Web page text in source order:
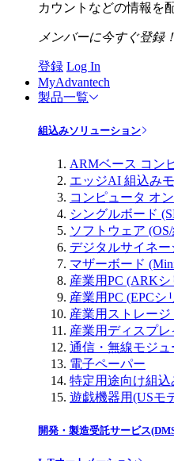
カウントなどの情報を
メンバーに今すぐ登録！
登録 Log In
MyAdvantech
製品一覧
組込みソリューション
ARMベース コン
エッジAI 組込み
コンピュータ オ
シングルボード
ソフトウェア
デジタルサイネー
マザーボード
産業用PC (ARK
産業用PC (EPCシ
産業用ストレージ
産業用ディスプ
通信・無線モジュ
電子ペーパー
特定用途向け組
遊戯機器用(USモ
開発・製造受託サービス